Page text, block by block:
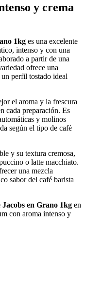
y crema
1kg es una excelente
intenso y con una
a partir de una
ofrece una
perfil tostado ideal
el aroma y la frescura
cada preparación. Es
y molinos
según el tipo de café
y su textura cremosa,
o latte macchiato.
una mezcla
sabor del café barista
en Grano 1kg en
con aroma intenso y